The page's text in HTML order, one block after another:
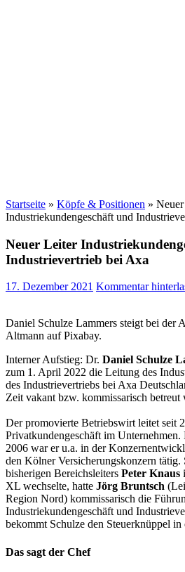
Startseite » Köpfe & Positionen »
Industriekundengeschäft und
Neuer Leiter
Industrievertrieb bei Axa
17. Dezember 2021 Kommentar
Daniel Schulze Lammers steigt bei der
Altmann auf Pixabay.
Interner Aufstieg: Dr. Daniel Schulze
zum 1. April 2022 die Leitung des
des Industrievertriebs bei Axa
Zeit vakant bzw. kommissarisch betreut
Der promovierte Betriebswirt leitet seit
Privatkundengeschäft im
2006 war er u.a. in der
den Kölner Versicherungskonzern tätig.
bisherigen Bereichsleiters Peter Knaus
XL wechselte, hatte Jörg Bruntsch
Region Nord) kommissarisch die
Industriekundengeschäft und
bekommt Schulze den Steuerknüppel in
Das sagt der Chef